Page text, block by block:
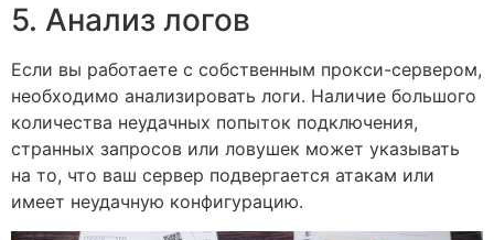
5. Анализ логов
Если вы работаете с собственным прокси-сервером,
необходимо анализировать логи. Наличие большого
количества неудачных попыток подключения,
странных запросов или ловушек может указывать
на то, что ваш сервер подвергается атакам или
имеет неудачную конфигурацию.